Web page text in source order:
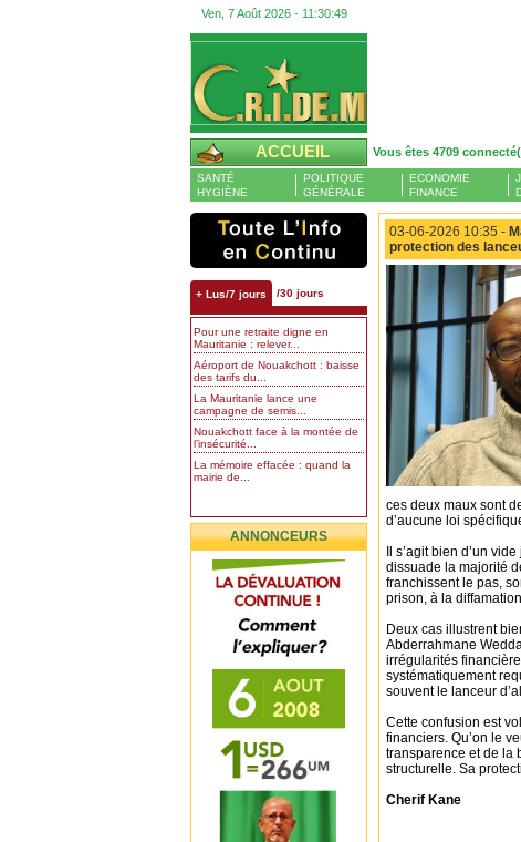
Ven, 7 Août 2026 - 11:30:50
ACCUEIL Vous êtes 4709
SANTÉ
HYGIÈNE
POLITIQUE
GÉNÉRALE
ECONOMIE
FINANCE
+ Lus/7 jours /30 jours
Pour une retraite digne en
Mauritanie : relever...
Aéroport de Nouakchott : baisse
des tarifs du...
La Mauritanie lance une
campagne de semis...
Nouakchott face à la montée de
l’insécurité...
La mémoire effacée : quand la
mairie de...
ANNONCEURS
03-06-2026 10:35 -
protection des
ces deux maux sont
d’aucune loi
Il s’agit bien d’un
dissuade la majorité
franchissent le pas,
prison, à la
Deux cas illustrent
Abderrahmane
irrégularités
systématiquement
souvent le lanceur
Cette confusion est
financiers. Qu’on le
transparence et de la
structurelle. Sa
Cherif Kane